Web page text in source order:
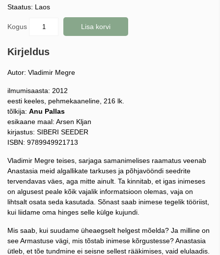
Staatus: Laos
Kogus Lisa korvi
Kirjeldus
Autor: Vladimir Megre
ilmumisaasta: 2012
eesti keeles, pehmekaaneline, 216 lk.
tõlkija: Anu Pallas
esikaane maal: Arsen Kljan
kirjastus: SIBERI SEEDER
ISBN: 9789949921713
Vladimir Megre teises, sarjaga samanimelises raamatus veenab
Anastasia meid algallikate tarkuses ja põhjavööndi seedrite
tervendavas väes, aga mitte ainult. Ta kinnitab, et igas inimeses
on algusest peale kõik vajalik informatsioon olemas, vaja on
lihtsalt osata seda kasutada. Sõnast saab inimese tegelik tööriist,
kui liidame oma hinges selle külge kujundi.
Mis saab, kui suudame üheaegselt helgest mõelda? Ja milline on
see Armastuse vägi, mis tõstab inimese kõrgustesse? Anastasia
ütleb, et tõe tundmine ei seisne sellest rääkimises, vaid elulaadis.